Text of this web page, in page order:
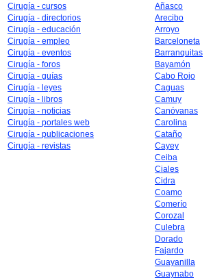
Cirugía - cursos
Cirugía - directorios
Cirugía - educación
Cirugía - empleo
Cirugía - eventos
Cirugía - foros
Cirugía - guías
Cirugía - leyes
Cirugía - libros
Cirugía - noticias
Cirugía - portales web
Cirugía - publicaciones
Cirugía - revistas
Añasco
Arecibo
Arroyo
Barceloneta
Barranquitas
Bayamón
Cabo Rojo
Caguas
Camuy
Canóvanas
Carolina
Cataño
Cayey
Ceiba
Ciales
Cidra
Coamo
Comerío
Corozal
Culebra
Dorado
Fajardo
Guayanilla
Guaynabo